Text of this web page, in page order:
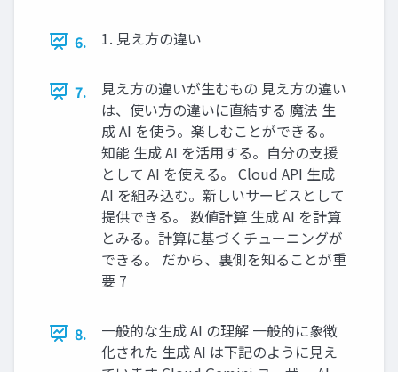
6. 1. 見え方の違い
7.
見え方の違いが生むもの 見え方の違い
は、使い方の違いに直結する 魔法 生
成 AI を使う。楽しむことができる。
知能 生成 AI を活用する。自分の支援
として AI を使える。 Cloud API 生成
AI を組み込む。新しいサービスとして
提供できる。 数値計算 生成 AI を計算
とみる。計算に基づくチューニングが
できる。 だから、裏側を知ることが重
要 7
8.
一般的な生成 AI の理解 一般的に象徴
化された 生成 AI は下記のように見え